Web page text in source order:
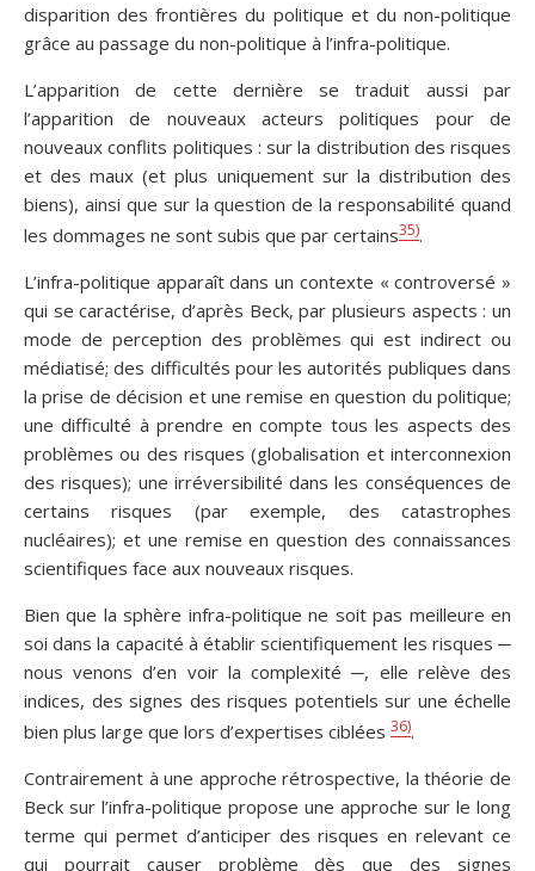
disparition des frontières du politique et du non-politique
grâce au passage du non-politique à l’infra-politique.
L’apparition de cette dernière se traduit aussi par
l’apparition de nouveaux acteurs politiques pour de
nouveaux conflits politiques : sur la distribution des risques
et des maux (et plus uniquement sur la distribution des
biens), ainsi que sur la question de la responsabilité quand
les dommages ne sont subis que par certains35).
L’infra-politique apparaît dans un contexte « controversé »
qui se caractérise, d’après Beck, par plusieurs aspects : un
mode de perception des problèmes qui est indirect ou
médiatisé; des difficultés pour les autorités publiques dans
la prise de décision et une remise en question du politique;
une difficulté à prendre en compte tous les aspects des
problèmes ou des risques (globalisation et interconnexion
des risques); une irréversibilité dans les conséquences de
certains risques (par exemple, des catastrophes
nucléaires); et une remise en question des connaissances
scientifiques face aux nouveaux risques.
Bien que la sphère infra-politique ne soit pas meilleure en
soi dans la capacité à établir scientifiquement les risques ─
nous venons d’en voir la complexité ─, elle relève des
indices, des signes des risques potentiels sur une échelle
bien plus large que lors d’expertises ciblées 36).
Contrairement à une approche rétrospective, la théorie de
Beck sur l’infra-politique propose une approche sur le long
terme qui permet d’anticiper des risques en relevant ce
qui pourrait causer problème dès que des signes